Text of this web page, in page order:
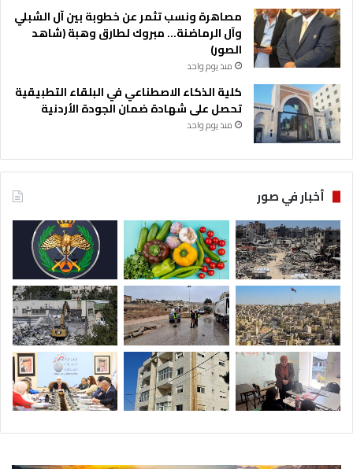
مصاهرة ونسب تثمر عن خطوبة بين آل الشبلي
وآل الرماضنة… مبروك لطارق وهبة (شاهد
الصور)
منذ يوم واحد
كلية الذكاء الاصطناعي في البلقاء التطبيقية
تحصل على شهادة ضمان الجودة الأردنية
منذ يوم واحد
أخبار في صور